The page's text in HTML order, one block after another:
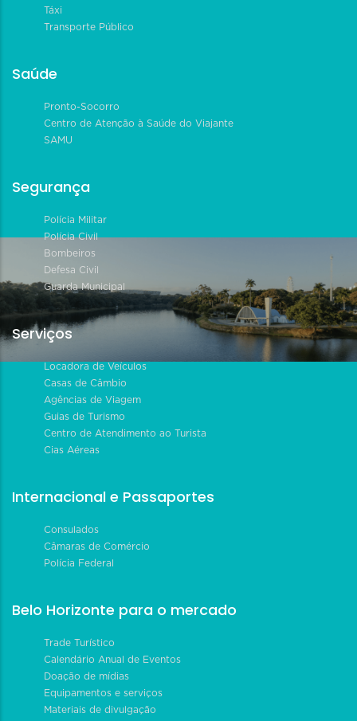
Táxi
Transporte Público
Saúde
Pronto-Socorro
Centro de Atenção à Saúde do Viajante
SAMU
Segurança
Polícia Militar
Polícia Civil
Bombeiros
Defesa Civil
Guarda Municipal
Serviços
Locadora de Veículos
Casas de Câmbio
Agências de Viagem
Guias de Turismo
Centro de Atendimento ao Turista
Cias Aéreas
Internacional e Passaportes
Consulados
Câmaras de Comércio
Polícia Federal
Belo Horizonte para o mercado
Trade Turístico
Calendário Anual de Eventos
Doação de mídias
Equipamentos e serviços
Materiais de divulgação